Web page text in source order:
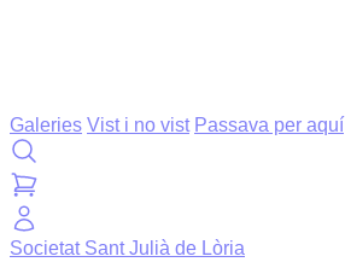
Galeries Vist i no vist Passava per aquí
Societat Sant Julià de Lòria